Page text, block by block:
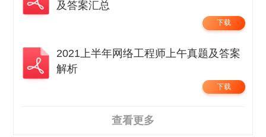
及答案汇总
下载
2021上半年网络工程师上午真题及答案
解析
下载
查看更多